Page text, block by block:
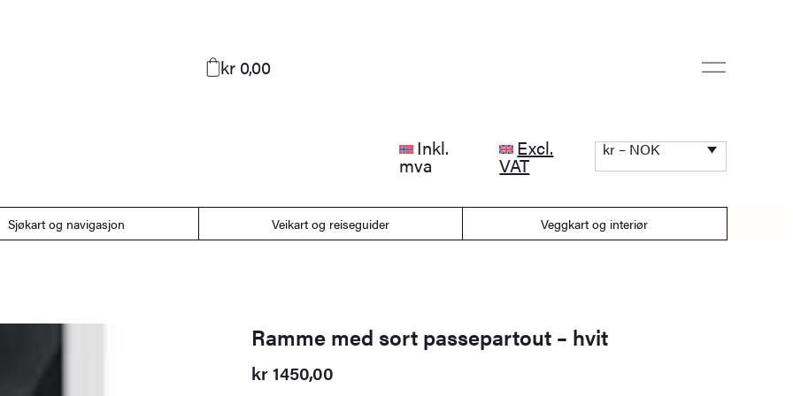
kr 0,00
Inkl.
mva
Excl.
VAT
kr – NOK
Sjøkart og navigasjon Veikart og reiseguider Veggkart og interiør
Ramme med sort passepartout – hvit
kr1450,00